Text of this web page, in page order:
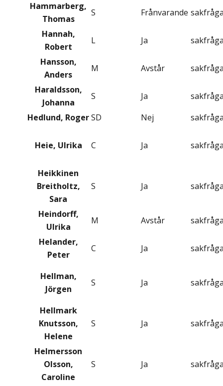
Hammarberg,
Thomas
S Frånvarande
Hannah,
Robert
L Ja
Hansson,
Anders
M Avstår
Haraldsson,
Johanna
S Ja
Hedlund, RogerSD Nej
Heie, Ulrika C Ja
Heikkinen
Breitholtz,
Sara
S Ja
Heindorff,
Ulrika
M Avstår
Helander,
Peter
C Ja
Hellman,
Jörgen
S Ja
Hellmark
Knutsson,
Helene
S Ja
Helmersson
Olsson,
Caroline
S Ja